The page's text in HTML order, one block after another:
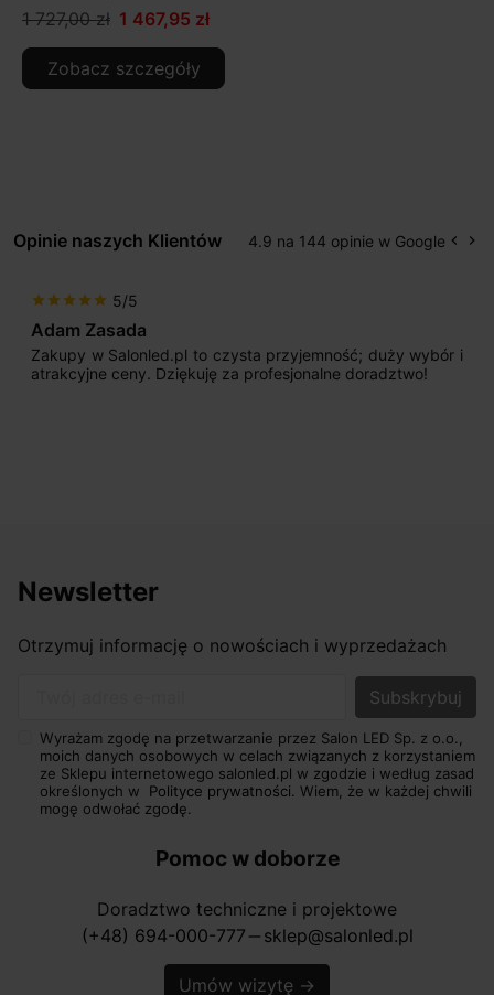
1 727,00 zł 1 467,95 zł
Zobacz szczegóły
Opinie naszych Klientów 4.9 na 144 opinie w Google keyboard_arrow_left keyboard_arrow_right
star star star star star 5/5
Adam Zasada
Zakupy w Salonled.pl to czysta przyjemność; duży wybór i
atrakcyjne ceny. Dziękuję za profesjonalne doradztwo!
Newsletter
Otrzymuj informację o nowościach i wyprzedażach
Wyrażam zgodę na przetwarzanie przez Salon LED Sp. z o.o.,
moich danych osobowych w celach związanych z korzystaniem
ze Sklepu internetowego salonled.pl w zgodzie i według zasad
określonych w Polityce prywatności. Wiem, że w każdej chwili
mogę odwołać zgodę.
Pomoc w doborze
Doradztwo techniczne i projektowe
(+48) 694-000-777 horizontal_rule sklep@salonled.pl
Umów wizytę →